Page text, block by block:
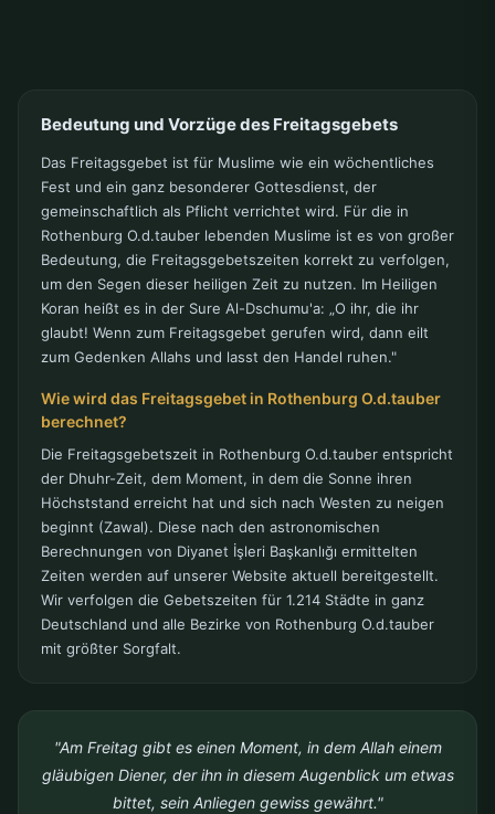
Bedeutung und Vorzüge des Freitagsgebets
Das Freitagsgebet ist für Muslime wie ein wöchentliches
Fest und ein ganz besonderer Gottesdienst, der
gemeinschaftlich als Pflicht verrichtet wird. Für die in
Rothenburg O.d.tauber lebenden Muslime ist es von großer
Bedeutung, die Freitagsgebetszeiten korrekt zu verfolgen,
um den Segen dieser heiligen Zeit zu nutzen. Im Heiligen
Koran heißt es in der Sure Al-Dschumu'a: „O ihr, die ihr
glaubt! Wenn zum Freitagsgebet gerufen wird, dann eilt
zum Gedenken Allahs und lasst den Handel ruhen."
Wie wird das Freitagsgebet in Rothenburg O.d.tauber
berechnet?
Die Freitagsgebetszeit in Rothenburg O.d.tauber entspricht
der Dhuhr-Zeit, dem Moment, in dem die Sonne ihren
Höchststand erreicht hat und sich nach Westen zu neigen
beginnt (Zawal). Diese nach den astronomischen
Berechnungen von Diyanet İşleri Başkanlığı ermittelten
Zeiten werden auf unserer Website aktuell bereitgestellt.
Wir verfolgen die Gebetszeiten für 1.214 Städte in ganz
Deutschland und alle Bezirke von Rothenburg O.d.tauber
mit größter Sorgfalt.
"Am Freitag gibt es einen Moment, in dem Allah einem
gläubigen Diener, der ihn in diesem Augenblick um etwas
bittet, sein Anliegen gewiss gewährt."